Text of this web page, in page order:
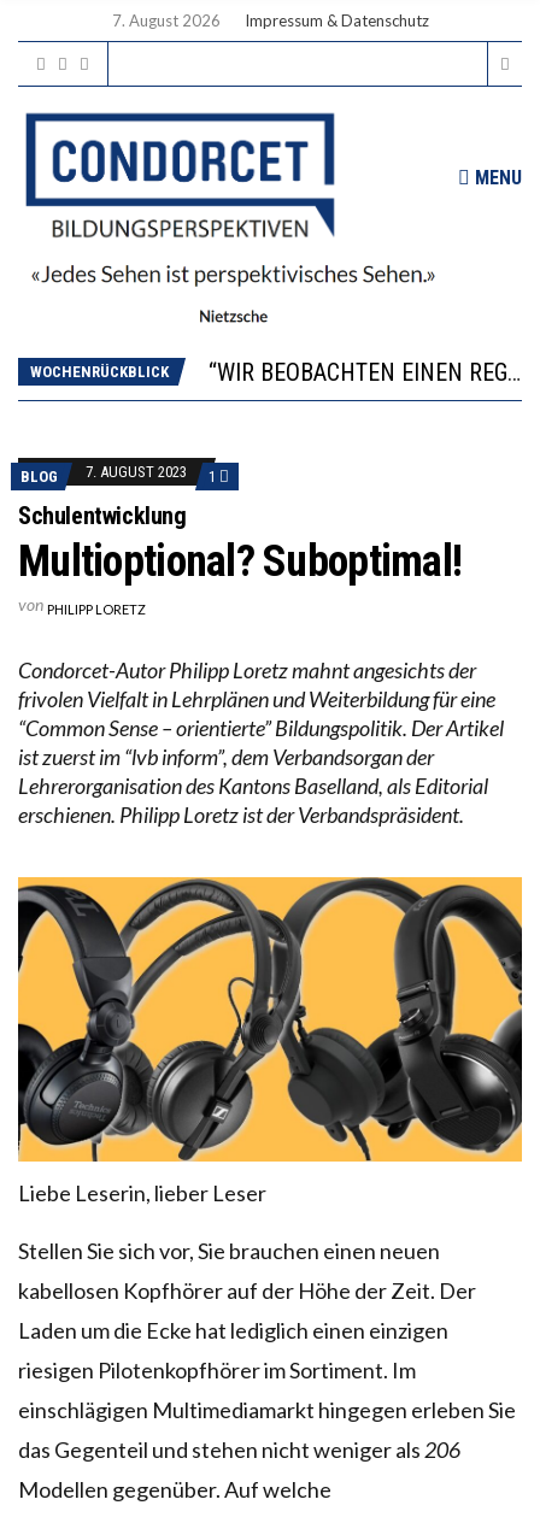
7. August 2026 Impressum & Datenschutz
MENU
WOCHENRÜCKBLICK
DIE VERSTÄRKTE HARMONISIERUNG IM SCHULWESEN VERRINGERT DAS INNOVATIONSPOTENZIAL
2’529 UNTERSCHRIFTEN FÜR «KEINE DIGITALEN GERÄTE IN DEN ERSTEN VIER PRIMARSCHULJAHREN» EINGEREICHT
BLOG 7. AUGUST 2023 1
Schulentwicklung
Multioptional? Suboptimal!
von PHILIPP LORETZ
Condorcet-Autor Philipp Loretz mahnt angesichts der
frivolen Vielfalt in Lehrplänen und Weiterbildung für eine
“Common Sense – orientierte” Bildungspolitik. Der Artikel
ist zuerst im “lvb inform”, dem Verbandsorgan der
Lehrerorganisation des Kantons Baselland, als Editorial
erschienen. Philipp Loretz ist der Verbandspräsident.
Liebe Leserin, lieber Leser
Stellen Sie sich vor, Sie brauchen einen neuen
kabellosen Kopfhörer auf der Höhe der Zeit. Der
Laden um die Ecke hat lediglich einen einzigen
riesigen Pilotenkopfhörer im Sortiment. Im
einschlägigen Multimediamarkt hingegen erleben Sie
das Gegenteil und stehen nicht weniger als 206
Modellen gegenüber. Auf welche